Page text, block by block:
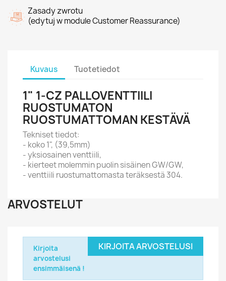
Zasady zwrotu
(edytuj w module Customer Reassurance)
Kuvaus Tuotetiedot
1" 1-CZ PALLOVENTTIILI
RUOSTUMATON
RUOSTUMATTOMAN KESTÄVÄ
Tekniset tiedot:
- koko 1", (39,5mm)
- yksiosainen venttiili,
- kierteet molemmin puolin sisäinen GW/GW,
- venttiili ruostumattomasta teräksestä 304.
ARVOSTELUT
KIRJOITA ARVOSTELUSI
Kirjoita
arvostelusi
ensimmäisenä !